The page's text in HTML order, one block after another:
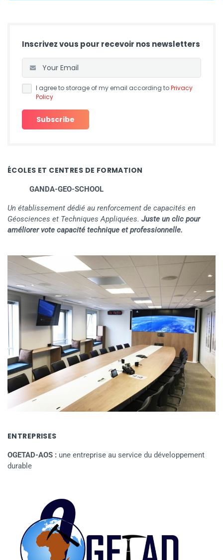
Inscrivez vous pour recevoir nos newsletters
I agree to storage of my email according toPrivacy
Policy
ÉCOLES ET CENTRES DE FORMATION
GANDA-GEO-SCHOOL
Un établissement dédié au renforcement de capacités en
Géosciences et Techniques Appliquées. Juste un clic pour
améliorer vote capacité technique et professionnelle.
ENTREPRISES
OGETAD-AOS : une entreprise au service du développement
durable